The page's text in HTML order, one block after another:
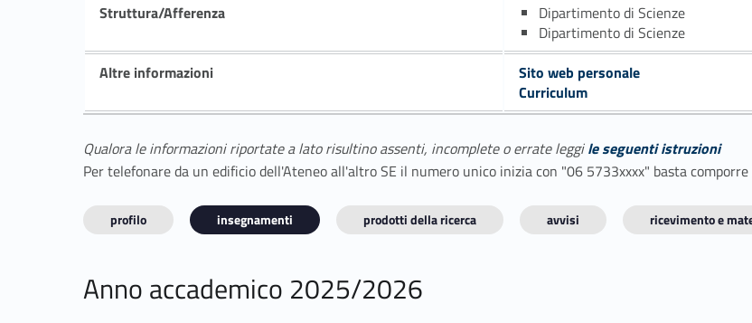
Struttura/Afferenza
Dipartimento di Scienze
Dipartimento di Scienze
Altre informazioni
Sito web personale
Curriculum
Qualora le informazioni riportate a lato risultino assenti, incomplete o errate leggile seguenti istruzioni
Per telefonare da un edificio dell'Ateneo all'altro SE il numero unico inizia con "06 5733xxxx" basta
profilo insegnamenti prodotti della ricerca avvisi ricevimento e
Anno accademico 2025/2026